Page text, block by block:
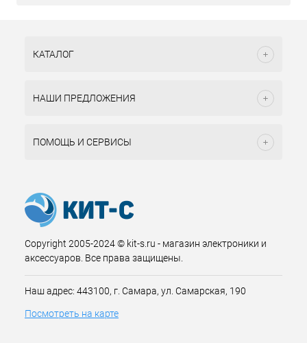
КАТАЛОГ
НАШИ ПРЕДЛОЖЕНИЯ
ПОМОЩЬ И СЕРВИСЫ
Copyright 2005-2024 © kit-s.ru - магазин электроники и
аксессуаров. Все права защищены.
Наш адрес: 443100, г. Самара, ул. Самарская, 190
Посмотреть на карте